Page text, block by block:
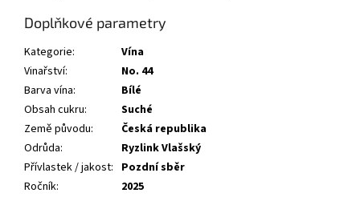
Doplňkové parametry
Kategorie:
Vína
Vinařství:
No. 44
Barva vína:
Bílé
Obsah cukru:
Suché
Země původu:
Česká republika
Odrůda:
Ryzlink Vlašský
Přívlastek / jakost: Pozdní sběr
Ročník:
2025